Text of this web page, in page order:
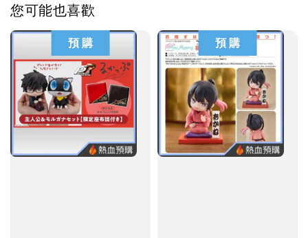
您可能也喜歡
預 購 預 購